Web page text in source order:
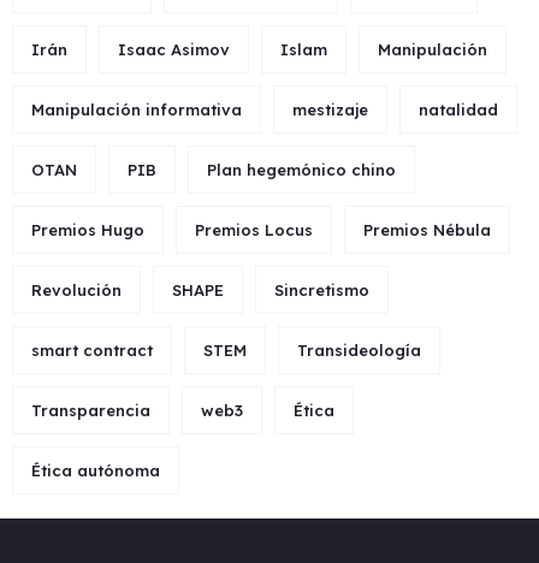
Irán Isaac Asimov Islam Manipulación
Manipulación informativa mestizaje natalidad
OTAN PIB Plan hegemónico chino
Premios Hugo Premios Locus Premios Nébula
Revolución SHAPE Sincretismo
smart contract STEM Transideología
Transparencia web3 Ética
Ética autónoma